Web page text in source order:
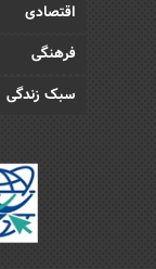
اقتصادی
فرهنگی
سبک زندگی